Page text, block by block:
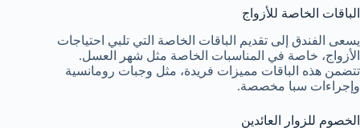
الباقات الخاصة للأزواج
يسعى الفندق إلى تقديم الباقات الخاصة التي تلبي احتياجات
الأزواج، خاصة في المناسبات الخاصة مثل شهر العسل.
تتضمن هذه الباقات مميزات فريدة، مثل وجبات رومانسية
وإجراءات سبا مخصصة.
الخصوم للزوار العائدين